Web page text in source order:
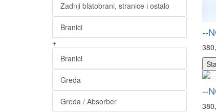
Zadnji blatobrani, stranice i ostalo
Branici
+
Branici
Greda
Greda / Absorber
--
--